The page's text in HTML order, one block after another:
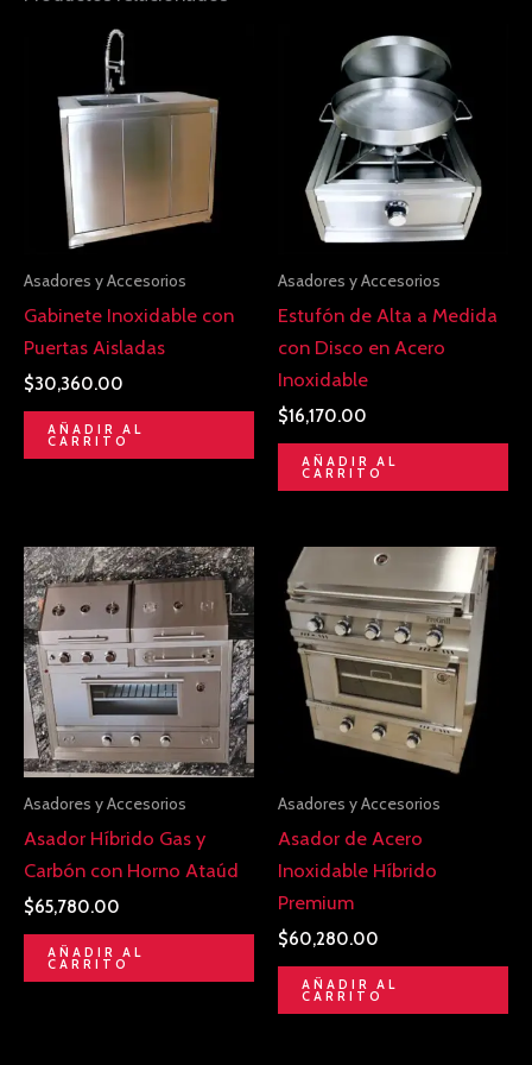
Asadores y Accesorios
Gabinete Inoxidable con
Puertas Aisladas
$30,360.00
AÑADIR AL
CARRITO
Asadores y Accesorios
Estufón de Alta a Medida
con Disco en Acero
Inoxidable
$16,170.00
AÑADIR AL
CARRITO
Asadores y Accesorios
Asador Híbrido Gas y
Carbón con Horno Ataúd
$65,780.00
AÑADIR AL
CARRITO
Asadores y Accesorios
Asador de Acero
Inoxidable Híbrido
Premium
$60,280.00
AÑADIR AL
CARRITO